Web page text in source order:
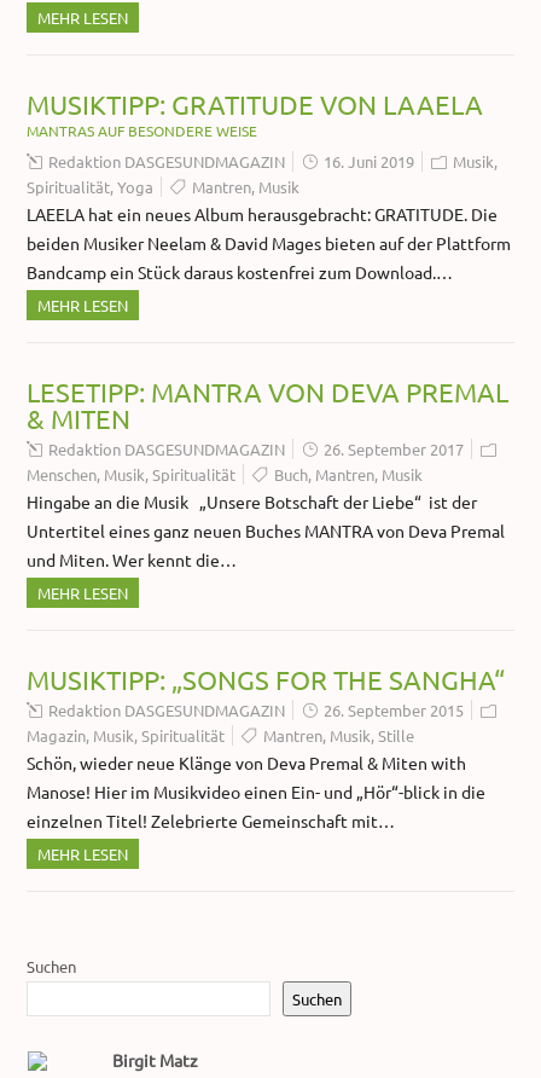
MEHR LESEN
MUSIKTIPP: GRATITUDE VON LAAELA
MANTRAS AUF BESONDERE WEISE
Redaktion DASGESUNDMAGAZIN 16. Juni 2019 Musik,
Spiritualität,Yoga Mantren, Musik
LAEELA hat ein neues Album herausgebracht: GRATITUDE. Die
beiden Musiker Neelam & David Mages bieten auf der Plattform
Bandcamp ein Stück daraus kostenfrei zum Download.…
MEHR LESEN
LESETIPP: MANTRA VON DEVA PREMAL
& MITEN
Redaktion DASGESUNDMAGAZIN
26. September 2017
Menschen, Musik,Spiritualität Buch, Mantren, Musik
Hingabe an die Musik „Unsere Botschaft der Liebe“ ist der
Untertitel eines ganz neuen Buches MANTRA von Deva Premal
und Miten. Wer kennt die…
MEHR LESEN
MUSIKTIPP: „SONGS FOR THE SANGHA“
Redaktion DASGESUNDMAGAZIN
26. September 2015
Magazin, Musik,Spiritualität Mantren, Musik,Stille
Schön, wieder neue Klänge von Deva Premal & Miten with
Manose! Hier im Musikvideo einen Ein- und „Hör“-blick in die
einzelnen Titel! Zelebrierte Gemeinschaft mit…
MEHR LESEN
Suchen
Suchen
Birgit Matz